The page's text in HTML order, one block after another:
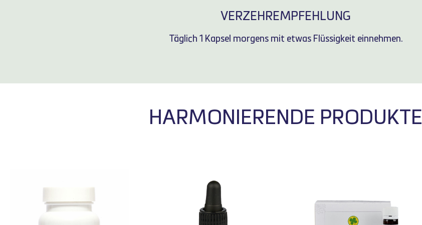
VERZEHREMPFEHLUNG
Täglich 1 Kapsel morgens mit etwas Flüssigkeit einnehmen.
HARMONIERENDE PRODUKTE